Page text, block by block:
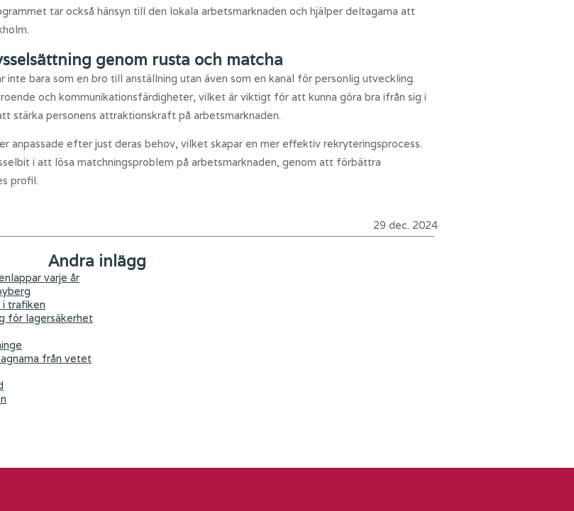
tar också hänsyn till den lokala arbetsmarknaden och hjälper deltagarna att
genom rusta och matcha
bara som en bro till anställning utan även som en kanal för personlig utveckling.
och kommunikationsfärdigheter, vilket är viktigt för att kunna göra bra ifrån sig i
stärka personens attraktionskraft på arbetsmarknaden.
anpassade efter just deras behov, vilket skapar en mer effektiv rekryteringsprocess.
i att lösa matchningsproblem på arbetsmarknaden, genom att förbättra
profil.
29 dec. 2024
Andra inlägg
varje år
trafiken
för lagersäkerhet
från vetet